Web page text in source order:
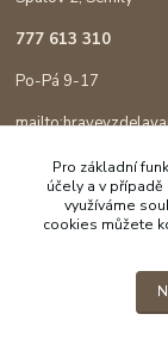
777 613 310
Po-Pá 9-17
Pro základní
účely a v
využíváme
cookies můžete